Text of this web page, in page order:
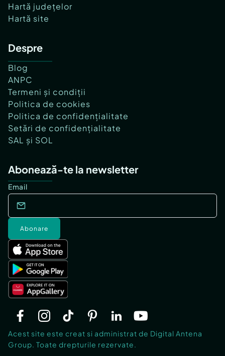
Hartă județelor
Hartă site
Despre
Blog
ANPC
Termeni și condiții
Politica de cookies
Politica de confidențialitate
Setări de confidențialitate
SAL și SOL
Abonează-te la newsletter
Email
Abonare
Acest site este creat si administrat de Digital Antena
Group. Toate drepturile rezervate.